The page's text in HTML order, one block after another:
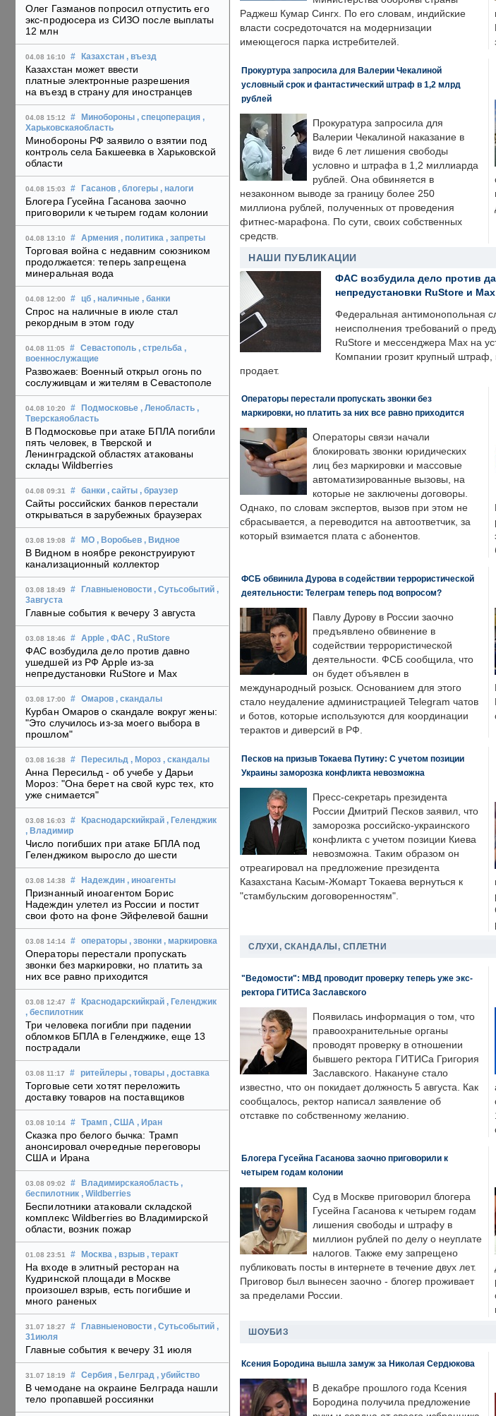
Олег Газманов попросил отпустить его
экс-продюсера из СИЗО после выплаты
12 млн
04.08 16:10 # Казахстан , въезд
Казахстан может ввести
платные электронные разрешения
на въезд в страну для иностранцев
04.08 15:12 # Минобороны , спецоперация ,
Харьковскаяобласть
Минобороны РФ заявило о взятии под
контроль села Бакшеевка в Харьковской
области
04.08 15:03 # Гасанов , блогеры , налоги
Блогера Гусейна Гасанова заочно
приговорили к четырем годам колонии
04.08 13:10 # Армения , политика , запреты
Торговая война с недавним союзником
продолжается: теперь запрещена
минеральная вода
04.08 12:00 # цб , наличные , банки
Спрос на наличные в июле стал
рекордным в этом году
04.08 11:05 # Севастополь , стрельба ,
военнослужащие
Развожаев: Военный открыл огонь по
сослуживцам и жителям в Севастополе
04.08 10:20 # Подмосковье , Ленобласть ,
Тверскаяобласть
В Подмосковье при атаке БПЛА погибли
пять человек, в Тверской и
Ленинградской областях атакованы
склады Wildberries
04.08 09:31 # банки , сайты , браузер
Сайты российских банков перестали
открываться в зарубежных браузерах
03.08 19:08 # МО , Воробьев , Видное
В Видном в ноябре реконструируют
канализационный коллектор
03.08 18:49 # Главныеновости , Сутьсобытий ,
3августа
Главные события к вечеру 3 августа
03.08 18:46 # Apple , ФАС , RuStore
ФАС возбудила дело против давно
ушедшей из РФ Apple из-за
непредустановки RuStore и Max
03.08 17:00 # Омаров , скандалы
Курбан Омаров о скандале вокруг жены:
"Это случилось из-за моего выбора в
прошлом"
03.08 16:38 # Пересильд , Мороз , скандалы
Анна Пересильд - об учебе у Дарьи
Мороз: "Она берет на свой курс тех, кто
уже снимается"
03.08 16:03 # Краснодарскийкрай , Геленджик
, Владимир
Число погибших при атаке БПЛА под
Геленджиком выросло до шести
03.08 14:38 # Надеждин , иноагенты
Признанный иноагентом Борис
Надеждин улетел из России и постит
свои фото на фоне Эйфелевой башни
03.08 14:14 # операторы , звонки , маркировка
Операторы перестали пропускать
звонки без маркировки, но платить за
них все равно приходится
03.08 12:47 # Краснодарскийкрай , Геленджик
, беспилотник
Три человека погибли при падении
обломков БПЛА в Геленджике, еще 13
пострадали
03.08 11:17 # ритейлеры , товары , доставка
Торговые сети хотят переложить
доставку товаров на поставщиков
03.08 10:14 # Трамп , США , Иран
Сказка про белого бычка: Трамп
анонсировал очередные переговоры
США и Ирана
03.08 09:02 # Владимирскаяобласть ,
беспилотник , Wildberries
Беспилотники атаковали складской
комплекс Wildberries во Владимирской
области, возник пожар
01.08 23:51 # Москва , взрыв , теракт
На входе в элитный ресторан на
Кудринской площади в Москве
произошел взрыв, есть погибшие и
много раненых
31.07 18:27 # Главныеновости , Сутьсобытий ,
31июля
Главные события к вечеру 31 июля
31.07 18:19 # Сербия , Белград , убийство
В чемодане на окраине Белграда нашли
тело пропавшей россиянки
Раджеш Кумар Сингх. По его словам, индийские
власти сосредоточатся на модернизации
имеющегося парка истребителей.
Прокуртура запросила для Валерии Чекалиной
условный срок и фантастический штраф в 1,2 млрд
рублей
Прокуратура запросила для
Валерии Чекалиной наказание в
виде 6 лет лишения свободы
условно и штрафа в 1,2 миллиарда
рублей. Она обвиняется в
незаконном выводе за границу более 250
миллиона рублей, полученных от проведения
фитнес-марафона. По сути, своих собственных
средств.
НАШИ ПУБЛИКАЦИИ
ФАС возбудила дело против
непредустановки RuStore и Max
Федеральная антимонопольная
неисполнения требований о
RuStore и мессенджера Max на
Компании грозит крупный штраф,
продает.
Операторы перестали пропускать звонки без
маркировки, но платить за них все равно приходится
Операторы связи начали
блокировать звонки юридических
лиц без маркировки и массовые
автоматизированные вызовы, на
которые не заключены договоры.
Однако, по словам экспертов, вызов при этом не
сбрасывается, а переводится на автоответчик, за
который взимается плата с абонентов.
ФСБ обвинила Дурова в содействии террористической
деятельности: Телеграм теперь под вопросом?
Павлу Дурову в России заочно
предъявлено обвинение в
содействии террористической
деятельности. ФСБ сообщила, что
он будет объявлен в
международный розыск. Основанием для этого
стало неудаление администрацией Telegram чатов
и ботов, которые используются для координации
терактов и диверсий в РФ.
Песков на призыв Токаева Путину: С учетом позиции
Украины заморозка конфликта невозможна
Пресс-секретарь президента
России Дмитрий Песков заявил, что
заморозка российско-украинского
конфликта с учетом позиции Киева
невозможна. Таким образом он
отреагировал на предложение президента
Казахстана Касым-Жомарт Токаева вернуться к
"стамбульским договоренностям".
СЛУХИ, СКАНДАЛЫ, СПЛЕТНИ
"Ведомости": МВД проводит проверку теперь уже экс-
ректора ГИТИСа Заславского
Появилась информация о том, что
правоохранительные органы
проводят проверку в отношении
бывшего ректора ГИТИСа Григория
Заславского. Накануне стало
известно, что он покидает должность 5 августа. Как
сообщалось, ректор написал заявление об
отставке по собственному желанию.
Блогера Гусейна Гасанова заочно приговорили к
четырем годам колонии
Суд в Москве приговорил блогера
Гусейна Гасанова к четырем годам
лишения свободы и штрафу в
миллион рублей по делу о неуплате
налогов. Также ему запрещено
публиковать посты в интернете в течение двух лет.
Приговор был вынесен заочно - блогер проживает
за пределами России.
ШОУБИЗ
Ксения Бородина вышла замуж за Николая Сердюкова
В декабре прошлого года Ксения
Бородина получила предложение